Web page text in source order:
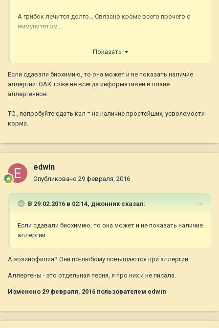
А грибок лечится долго… Связано кроме всего прочего с
иммунитетом...
Показать
Если сдавали биохимию, то она может и не показать наличие
аллергии. ОАК тоже не всегда информативен в плане
аллергеннов.
ТС , попробуйте сдать кал = на наличие простейших, усвояемости
корма.
edwin
Опубликовано 29 февраля, 2016
В 29.02.2016 в 02:14, джонниксказал:
Если сдавали биохимию, то она может и не показать наличие
аллергии.
А эозинофилия? Они по-любому повышаются при аллергии.
Аллергены - это отдельная песня, я про них и не писала.
Изменено 29 февраля, 2016 пользователем edwin